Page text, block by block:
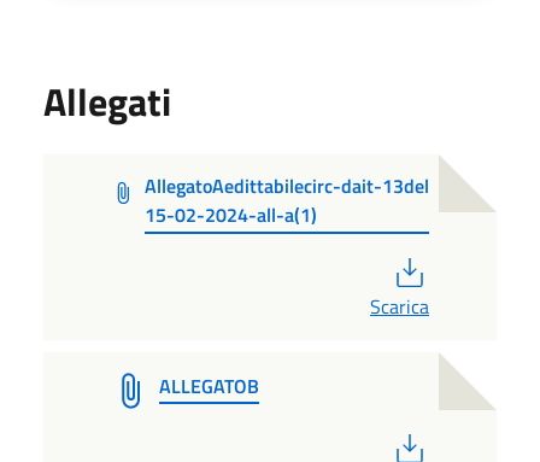
Allegati
AllegatoAedittabilecirc-dait-13del
15-02-2024-all-a(1)
Scarica
ALLEGATOB